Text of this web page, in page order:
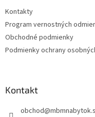
Kontakty
Program vernostných
Obchodné podmienky
Podmienky ochrany
Kontakt
obchod@